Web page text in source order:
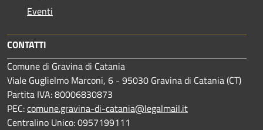
Eventi
CONTATTI
Comune di Gravina di Catania
Viale Guglielmo Marconi, 6 - 95030 Gravina di Catania (CT)
Partita IVA: 80006830873
PEC:comune.gravina-di-catania@legalmail.it
Centralino Unico: 0957199111